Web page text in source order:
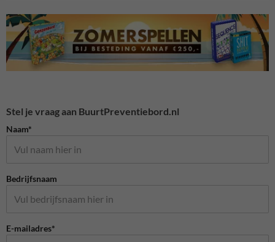
Stel je vraag aan BuurtPreventiebord.nl
Naam*
Bedrijfsnaam
E-mailadres*